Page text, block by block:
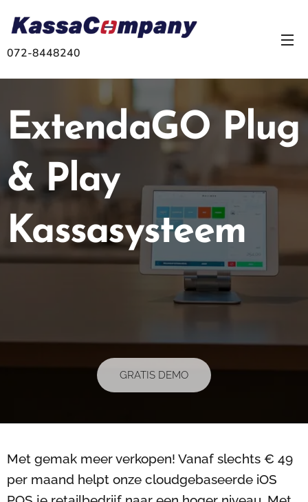
072-8448240
ExtendaGO Plug
& Play
Kassasysteem
GRATIS DEMO
Met gemak meer verkopen! Vanaf slechts € 49
per maand helpt onze cloudgebaseerde iOS